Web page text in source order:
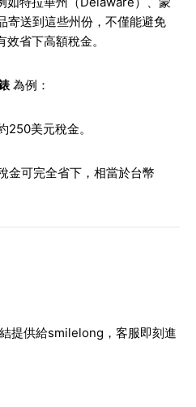
寄送到這些州份，不僅能避免
效省下高額稅金。
為例：
250美元稅金。
金可完全省下，相當於台幣
提供給smilelong，客服即刻進